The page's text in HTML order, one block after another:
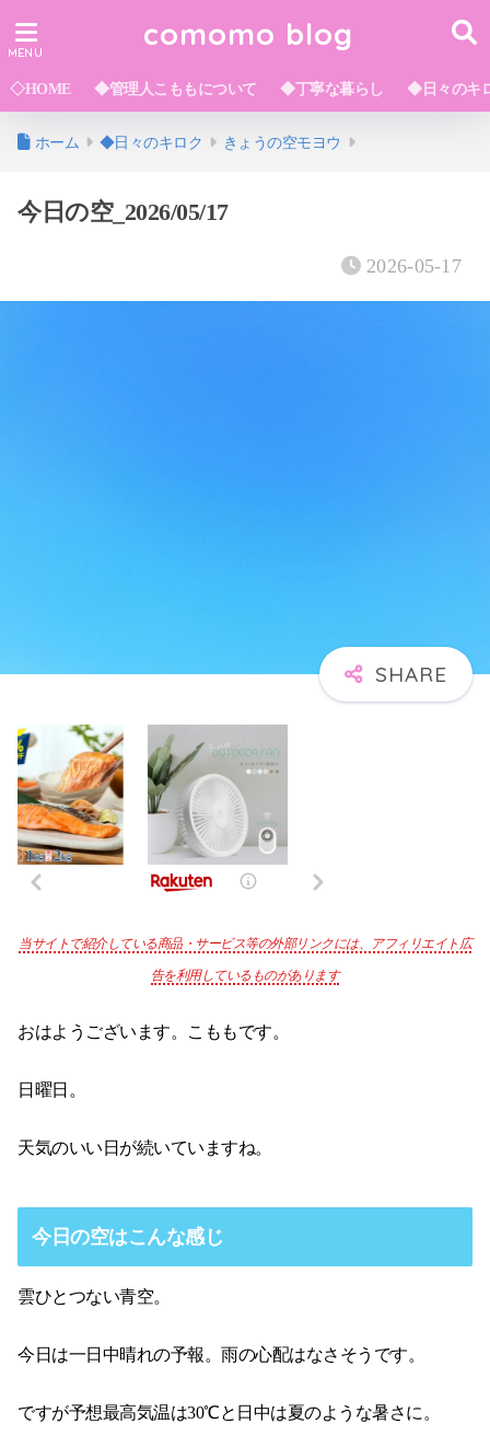
comomo blog
◇HOME ◆管理人こももについて ◆丁寧な暮らし ◆日々のキ
ホーム ◆日々のキロク きょうの空モヨウ
今日の空_2026/05/17
2026-05-17
当サイトで紹介している商品・サービス等の外部リンクには、アフィリエイト広
告を利用しているものがあります
おはようございます。こももです。
日曜日。
天気のいい日が続いていますね。
今日の空はこんな感じ
雲ひとつない青空。
今日は一日中晴れの予報。雨の心配はなさそうです。
ですが予想最高気温は30℃と日中は夏のような暑さに。